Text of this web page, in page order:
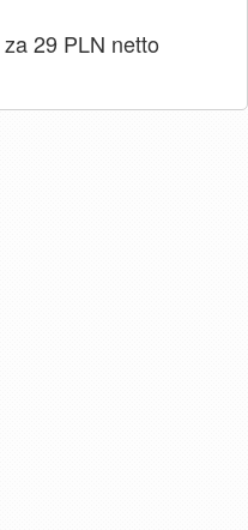
za 29 PLN netto